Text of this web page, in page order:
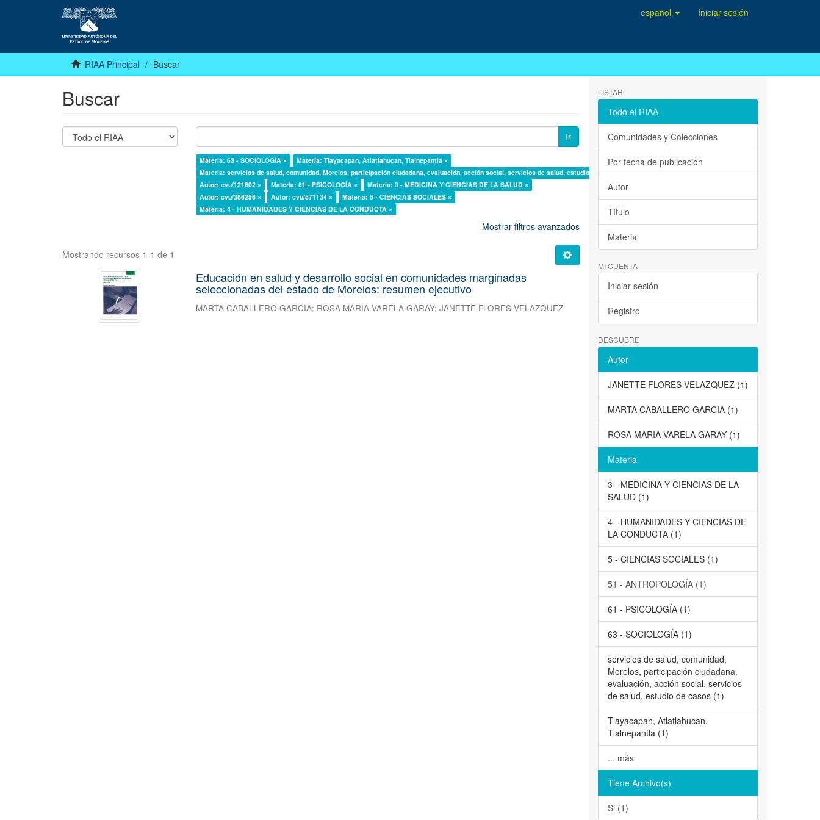
español Iniciar sesión
RIAA Principal Buscar
Buscar
Ir
Materia: 63 - SOCIOLOGÍA ×
Materia: Tlayacapan, Atlatlahucan, Tlalnepantla ×
Materia: servicios de salud, comunidad, Morelos, participación ciudadana, evaluación, acción social, servicios de salud, estudio de casos ×
Autor: cvu/121802 ×
Materia: 61 - PSICOLOGÍA ×
Materia: 3 - MEDICINA Y CIENCIAS DE LA SALUD ×
Autor: cvu/386256 ×
Autor: cvu/571134 ×
Materia: 5 - CIENCIAS SOCIALES ×
Materia: 4 - HUMANIDADES Y CIENCIAS DE LA CONDUCTA ×
Mostrar filtros avanzados
Mostrando recursos 1-1 de 1
Educación en salud y desarrollo social en comunidades marginadas
seleccionadas del estado de Morelos: resumen ejecutivo
MARTA CABALLERO GARCIA; ROSA MARIA VARELA GARAY;JANETTE FLORES VELAZQUEZ
LISTAR
Todo el RIAA
Comunidades y Colecciones
Por fecha de publicación
Autor
Título
Materia
MI CUENTA
Iniciar sesión
Registro
DESCUBRE
Autor
JANETTE FLORES VELAZQUEZ (1)
MARTA CABALLERO GARCIA (1)
ROSA MARIA VARELA GARAY (1)
Materia
3 - MEDICINA Y CIENCIAS DE LA
SALUD (1)
4 - HUMANIDADES Y CIENCIAS DE
LA CONDUCTA (1)
5 - CIENCIAS SOCIALES (1)
51 - ANTROPOLOGÍA (1)
61 - PSICOLOGÍA (1)
63 - SOCIOLOGÍA (1)
servicios de salud, comunidad,
Morelos, participación ciudadana,
evaluación, acción social, servicios
de salud, estudio de casos (1)
Tlayacapan, Atlatlahucan,
Tlalnepantla (1)
... más
Tiene Archivo(s)
Si (1)